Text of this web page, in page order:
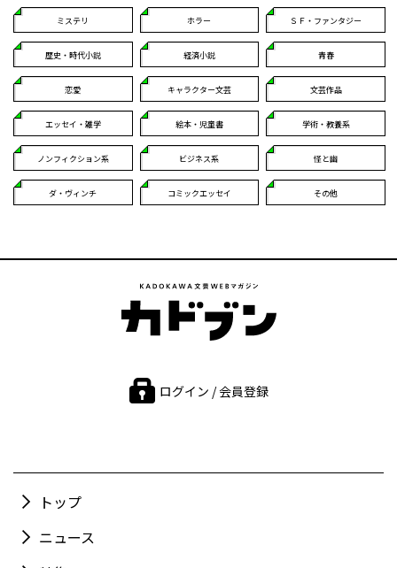
ミステリ ホラー ＳＦ・ファンタジー
歴史・時代小説 経済小説 青春
恋愛 キャラクター文芸 文芸作品
エッセイ・雑学 絵本・児童書 学術・教養系
ノンフィクション系 ビジネス系 怪と幽
ダ・ヴィンチ コミックエッセイ その他
ログイン / 会員登録
トップ
ニュース